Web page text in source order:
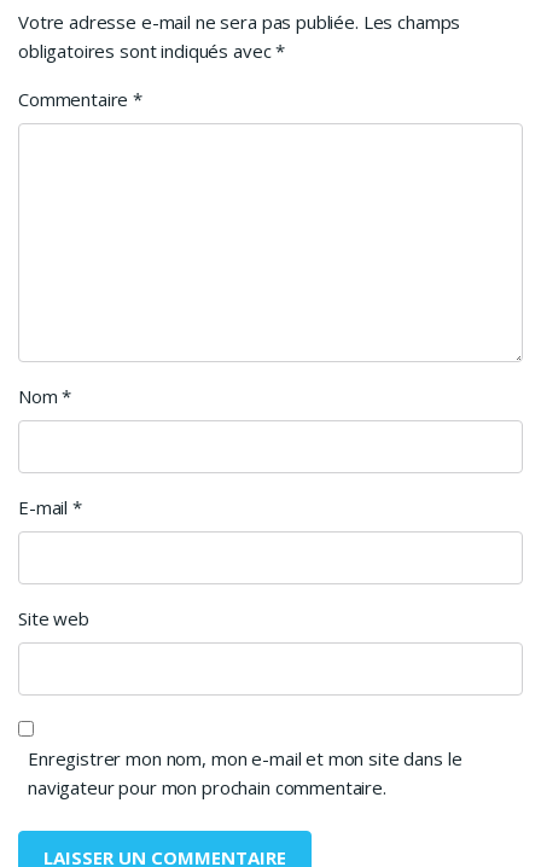
Votre adresse e-mail ne sera pas publiée. Les champs
obligatoires sont indiqués avec*
Commentaire*
Nom*
E-mail *
Site web
Enregistrer mon nom, mon e-mail et mon site dans le
navigateur pour mon prochain commentaire.